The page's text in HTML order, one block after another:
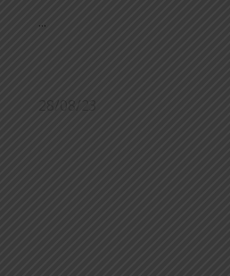
...
28/08/23